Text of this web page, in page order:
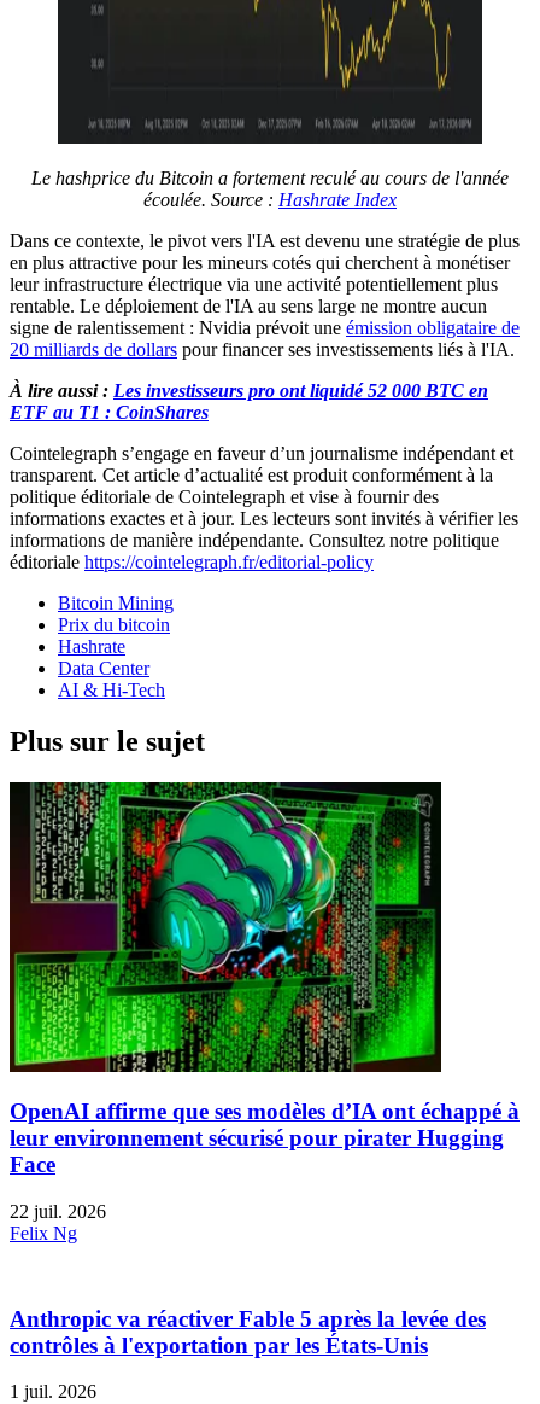
Le hashprice du Bitcoin a fortement reculé au cours de l'année
écoulée. Source : Hashrate Index
Dans ce contexte, le pivot vers l'IA est devenu une stratégie de plus
en plus attractive pour les mineurs cotés qui cherchent à monétiser
leur infrastructure électrique via une activité potentiellement plus
rentable. Le déploiement de l'IA au sens large ne montre aucun
signe de ralentissement : Nvidia prévoit une émission obligataire de
20 milliards de dollars pour financer ses investissements liés à l'IA.
À lire aussi : Les investisseurs pro ont liquidé 52 000 BTC en
ETF au T1 : CoinShares
Cointelegraph s’engage en faveur d’un journalisme indépendant et
transparent. Cet article d’actualité est produit conformément à la
politique éditoriale de Cointelegraph et vise à fournir des
informations exactes et à jour. Les lecteurs sont invités à vérifier les
informations de manière indépendante. Consultez notre politique
éditoriale https://cointelegraph.fr/editorial-policy
Bitcoin Mining
Prix du bitcoin
Hashrate
Data Center
AI & Hi-Tech
Plus sur le sujet
OpenAI affirme que ses modèles d’IA ont échappé à
leur environnement sécurisé pour pirater Hugging
Face
22 juil. 2026
Felix Ng
Anthropic va réactiver Fable 5 après la levée des
contrôles à l'exportation par les États-Unis
1 juil. 2026